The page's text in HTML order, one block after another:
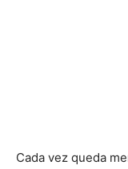
Cada vez queda